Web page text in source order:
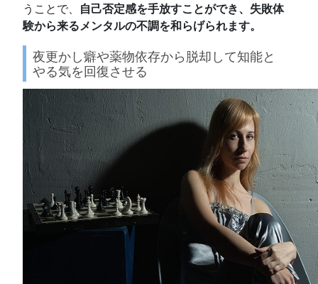
うことで、 自己否定感を手放すことができ、失敗体
験から来るメンタルの不調を和らげられます。
夜更かし癖や薬物依存から脱却して知能と
やる気を回復させる